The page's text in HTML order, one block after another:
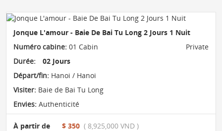
Jonque L'amour - Baie De Bai Tu Long 2 Jours 1 Nuit
Numéro cabine: 01 Cabin
Private
Durée:
02 Jours
Départ/fin: Hanoi / Hanoi
Visiter: Baie de Bai Tu Long
Envies: Authenticité
À partir de $ 350 ( 8,925,000 VND )